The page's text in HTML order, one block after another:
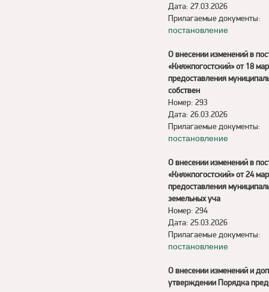
Дата: 27.03.2026
Прилагаемые документы:
постановление
О внесении изменений в
«Княжпогостский» от 18
предоставления
собствен
Номер: 293
Дата: 26.03.2026
Прилагаемые документы:
постановление
О внесении изменений в
«Княжпогостский» от 24
предоставления
земельных уча
Номер: 294
Дата: 25.03.2026
Прилагаемые документы:
постановление
О внесении изменений и
утверждении Порядка